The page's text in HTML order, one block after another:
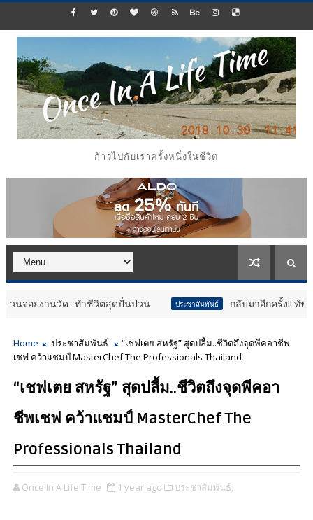
ก้าวไปกับเราครั้งหนึ่งในชีวิต
วัด.. ทำชีวิตสุดปั่นป่วน ประชาสัมพันธ์ กลับมาอีกครั้ง!! ทัพไดโนเสาร์ข
Home ประชาสัมพันธ์
“เชฟเตย สหรัฐ” สุดปลื้ม..ชีวิตถึงจุดพีคอาชีพ
เชฟ คว้าแชมป์ MasterChef The Professionals Thailand
“เชฟเตย สหรัฐ” สุดปลื้ม..ชีวิตถึงจุดพีคอา
ชีพเชฟ คว้าแชมป์ MasterChef The
Professionals Thailand
Once In A Life Time 1 year ago ประชาสัมพันธ์,